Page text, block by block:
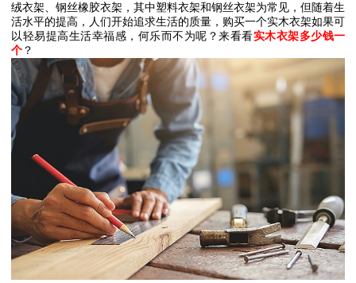
绒衣架、钢丝橡胶衣架，其中塑料衣架和钢丝衣架为常见，但随着生
活水平的提高，人们开始追求生活的质量，购买一个实木衣架如果可
以轻易提高生活幸福感，何乐而不为呢？来看看实木衣架多少钱一
个 ？